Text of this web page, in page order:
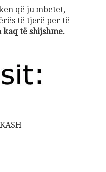
që ju mbetet,
të tjerë per të
të shijshme.